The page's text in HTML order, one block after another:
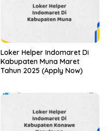
Loker Helper Indomaret Di
Kabupaten Muna Maret
Tahun 2025 (Apply Now)